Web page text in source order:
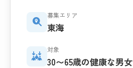
募集エリア
東海
対象
30〜65歳の健康な男女